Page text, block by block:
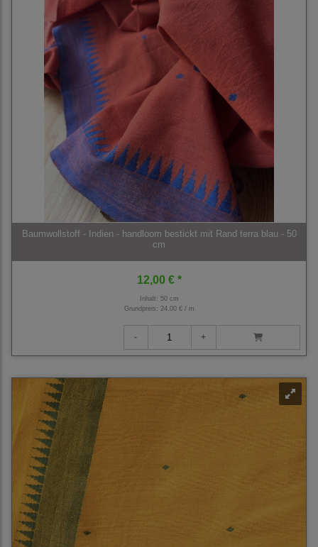
Baumwollstoff - Indien - handloom bestickt mit Rand terra blau - 50
cm
12,00 € *
Inhalt: 50 cm
Grundpreis: 24,00 € / m